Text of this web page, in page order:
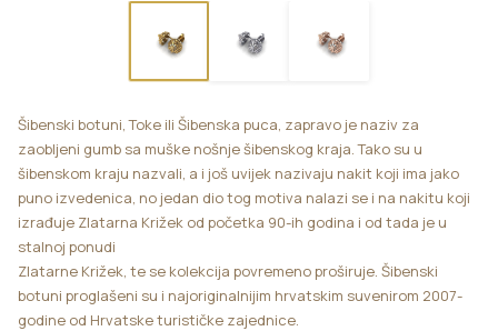
Šibenski botuni, Toke ili Šibenska puca, zapravo je naziv za
zaobljeni gumb sa muške nošnje šibenskog kraja. Tako su u
šibenskom kraju nazvali, a i još uvijek nazivaju nakit koji ima jako
puno izvedenica, no jedan dio tog motiva nalazi se i na nakitu koji
izrađuje Zlatarna Križek od početka 90-ih godina i od tada je u
stalnoj ponudi
Zlatarne Križek, te se kolekcija povremeno proširuje. Šibenski
botuni proglašeni su i najoriginalnijim hrvatskim suvenirom 2007-
godine od Hrvatske turističke zajednice.